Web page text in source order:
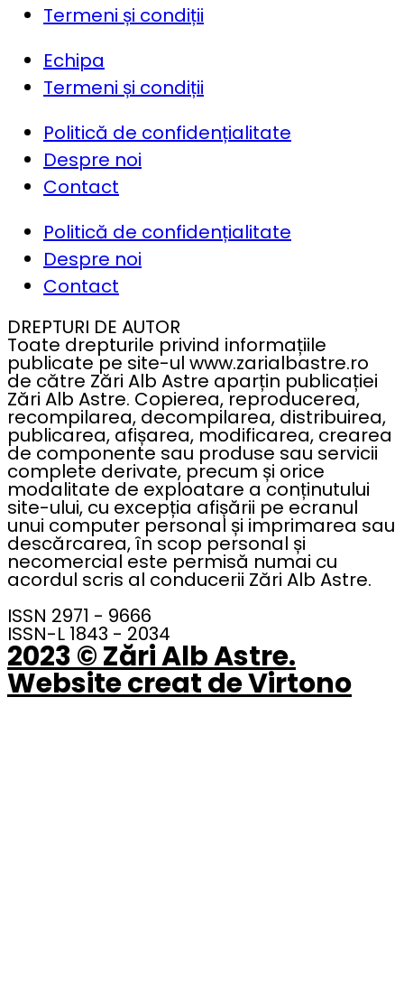
Termeni și condiții
Echipa
Termeni și condiții
Politică de confidențialitate
Despre noi
Contact
Politică de confidențialitate
Despre noi
Contact
DREPTURI DE AUTOR
Toate drepturile privind informațiile
publicate pe site-ul www.zarialbastre.ro
de către Zări Alb Astre aparțin publicației
Zări Alb Astre. Copierea, reproducerea,
recompilarea, decompilarea, distribuirea,
publicarea, afișarea, modificarea, crearea
de componente sau produse sau servicii
complete derivate, precum și orice
modalitate de exploatare a conținutului
site-ului, cu excepția afișării pe ecranul
unui computer personal și imprimarea sau
descărcarea, în scop personal și
necomercial este permisă numai cu
acordul scris al conducerii Zări Alb Astre.
ISSN 2971 - 9666
ISSN-L 1843 - 2034
2023 © Zări Alb Astre.
Website creat de Virtono